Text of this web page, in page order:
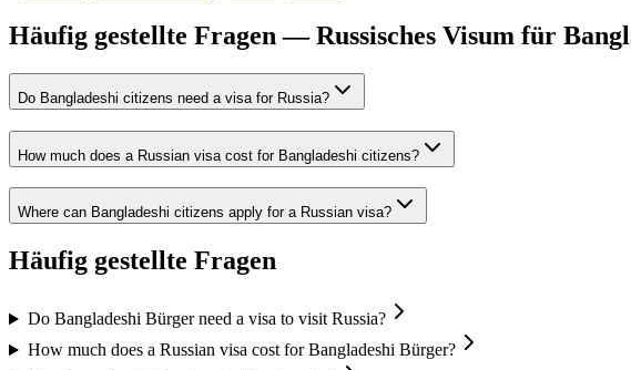
Häufig gestellte Fragen — Russisches Visum für
Do Bangladeshi citizens need a visa for Russia?
How much does a Russian visa cost for Bangladeshi citizens?
Where can Bangladeshi citizens apply for a Russian visa?
Häufig gestellte Fragen
Do Bangladeshi Bürger need a visa to visit Russia?
How much does a Russian visa cost for Bangladeshi Bürger?